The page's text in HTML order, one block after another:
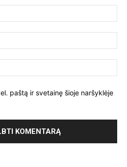
paštą ir svetainę šioje naršyklėje